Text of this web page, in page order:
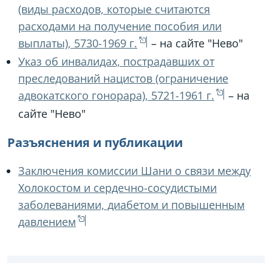
(виды расходов, которые считаются
расходами на получение пособия или
выплаты), 5730-1969 г.
– на сайте "Нево"
Указ об инвалидах, пострадавших от
преследований нацистов (ограничение
адвокатского гонорара), 5721-1961 г.
– на
сайте "Нево"
Разъяснения и публикации
Заключения комиссии Шани о связи между
Холокостом и сердечно-сосудистыми
заболеваниями, диабетом и повышенным
давлением